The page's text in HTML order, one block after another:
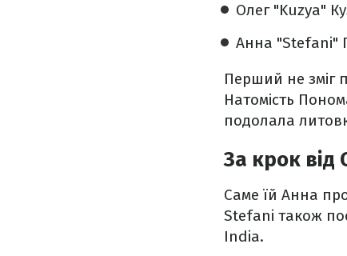
Олег "Kuzya"
Анна "Stefani"
Перший не зміг
Натомість
подолала
За крок від
Саме їй Анна
Stefani також
India.